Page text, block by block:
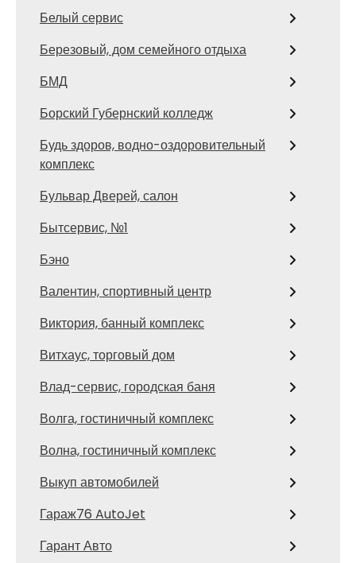
Белый сервис
Березовый, дом семейного отдыха
БМД
Борский Губернский колледж
Будь здоров, водно-оздоровительный
комплекс
Бульвар Дверей, салон
Бытсервис, №1
Бэно
Валентин, спортивный центр
Виктория, банный комплекс
Витхаус, торговый дом
Влад-сервис, городская баня
Волга, гостиничный комплекс
Волна, гостиничный комплекс
Выкуп автомобилей
Гараж76 AutoJet
Гарант Авто